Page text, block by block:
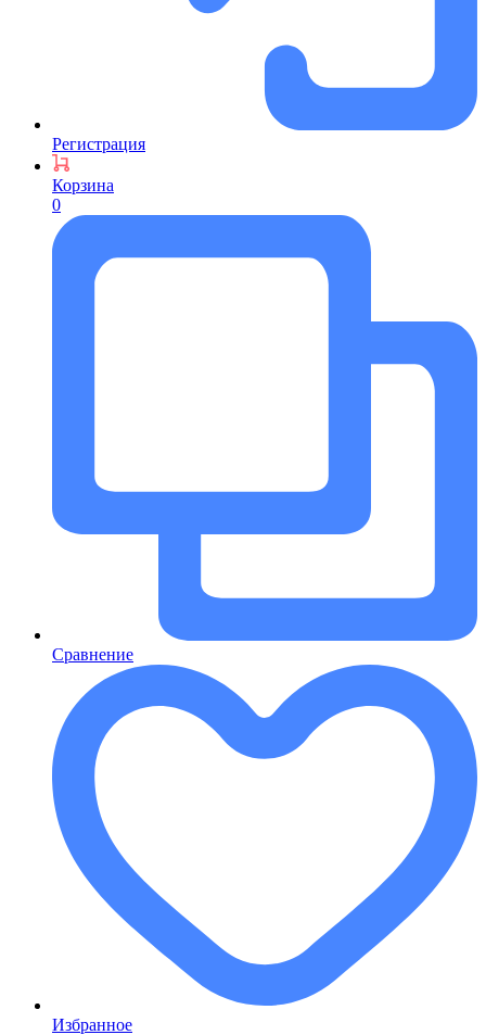
Регистрация
Корзина
0
Сравнение
Избранное